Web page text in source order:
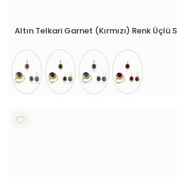
Altın Telkari Garnet (Kırmızı) Renk Üçlü